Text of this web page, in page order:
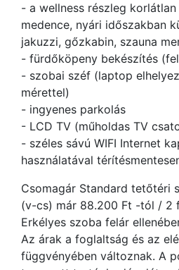
- a wellness részleg
medence, nyári időszakban
jakuzzi, gőzkabin, szauna
- fürdőköpeny bekészítés
- szobai széf (laptop
mérettel)
- ingyenes parkolás
- LCD TV (műholdas TV
- széles sávú WIFI Internet
használatával
Csomagár Standard tetőtéri
(v-cs) már 88.200 Ft -tól / 2
Erkélyes szoba felár
Az árak a foglaltság és az
függvényében változnak. A